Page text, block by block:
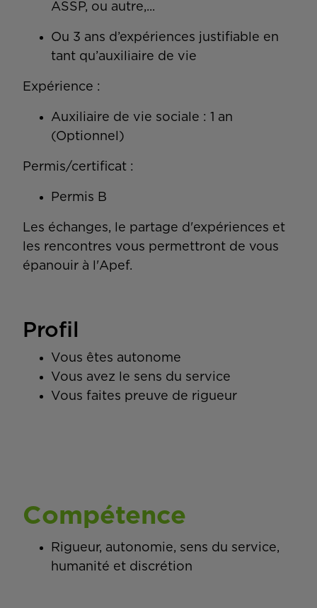
ASSP, ou autre,...
Ou 3 ans d’expériences justifiable en
tant qu’auxiliaire de vie
Expérience :
Auxiliaire de vie sociale : 1 an
(Optionnel)
Permis/certificat :
Permis B
Les échanges, le partage d'expériences et
les rencontres vous permettront de vous
épanouir à l'Apef.
Profil
Vous êtes autonome
Vous avez le sens du service
Vous faites preuve de rigueur
Compétence
Rigueur, autonomie, sens du service,
humanité et discrétion